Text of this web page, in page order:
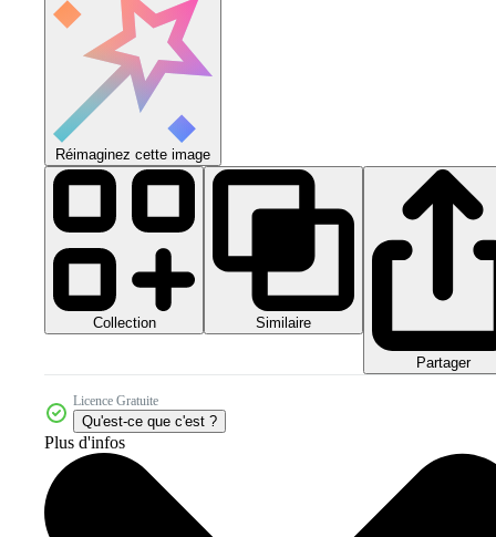
Réimaginez cette image
Collection Similaire
Partager
Licence Gratuite
Qu'est-ce que c'est ?
Plus d'infos